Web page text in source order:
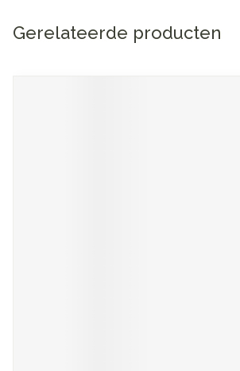
Gerelateerde producten